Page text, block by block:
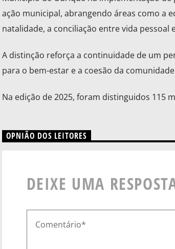
ação municipal, abrangendo áreas como a
natalidade, a conciliação entre vida pessoal
A distinção reforça a continuidade de um
para o bem-estar e a coesão da
Na edição de 2025, foram distinguidos 115
OPNIÃO DOS LEITORES
DEIXE UMA